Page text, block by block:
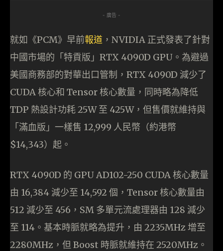
- 廣告 -
就如《PCM》早前報道 ，NVIDIA 正式發表了針對
中國市場的「特貢版」RTX 4090D GPU。為避過
美國商務部的對華出口管制，RTX 4090D 減少了
CUDA 核心和 Tensor 核心數量，同時略為降低
TDP 熱設計功耗 25W 至 425W，但售價就維持與
「滿血版」一樣售 12,999 人民幣（約港幣
$14,343）起。
RTX 4090D 的 GPU AD102-250 CUDA 核心數量
由 16,384 減少至 14,592 個，Tensor 核心數量由
512 減少至 456，SM 多單元流處理器由 128 減少
至 114。基本時脈就略為提升，由 2235MHz 增至
2280MHz，但 Boost 時脈就維持在 2520MHz。